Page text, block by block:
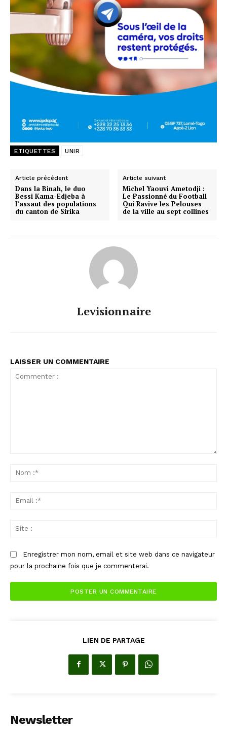
ETIQUETTES UNIR
Article précédent
Dans la Binah, le duo
Bessi Kama-Edjeba à
l’assaut des populations
du canton de Sirika
Article suivant
Michel Yaouvi Ametodji :
Le Passionné du Football
Qui Ravive les Pelouses
de la ville au sept collines
Levisionnaire
LAISSER UN COMMENTAIRE
Enregistrer mon nom, email et site web dans ce navigateur
pour la prochaine fois que je commenterai.
LIEN DE PARTAGE
Newsletter